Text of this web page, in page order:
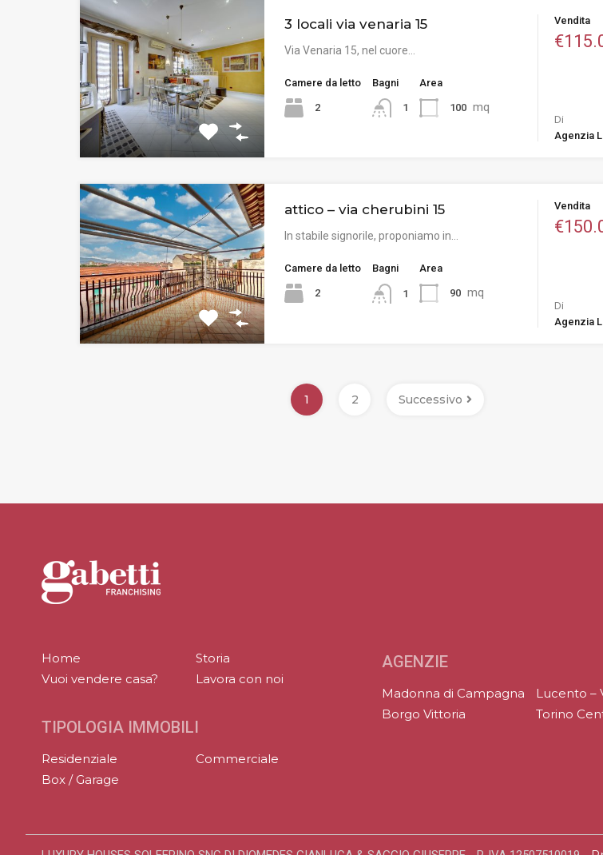
3 locali via venaria 15
Via Venaria 15, nel cuore…
Camere da letto
2
Bagni
1
Area
100 mq
Vendita
Di
Agenzia
attico – via cherubini 15
In stabile signorile, proponiamo in…
Camere da letto
2
Bagni
1
Area
90 mq
Vendita
Di
Agenzia
1 2 Successivo
Home
Storia
Vuoi vendere casa?
Lavora con noi
TIPOLOGIA IMMOBILI
Residenziale
Commerciale
Box / Garage
AGENZIE
Madonna di Campagna
Lucento –
Borgo Vittoria
Torino